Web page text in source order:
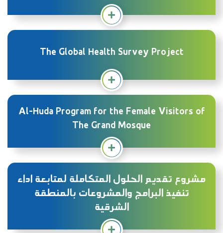
The Global Health Survey Project
Al-Huda Program for the Female Visitors of
The Grand Mosque
مشروع تقديم الحلول المتكاملة لمتابعة اداء
تنفيذ البرامج والمشروعات بالمنطقة
الشرقية